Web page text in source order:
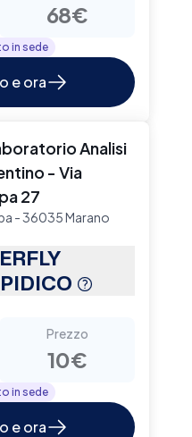
68€
in sede
e ora
Analisi
- Via
27
- 36035 Marano
Prezzo
10€
in sede
e ora